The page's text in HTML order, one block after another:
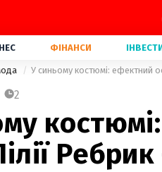
ФІНАНСИ
У синьому костюмі: ефектний
2